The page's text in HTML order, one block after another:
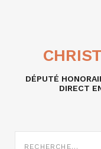
DÉPUTÉ
DIRECT
SUR